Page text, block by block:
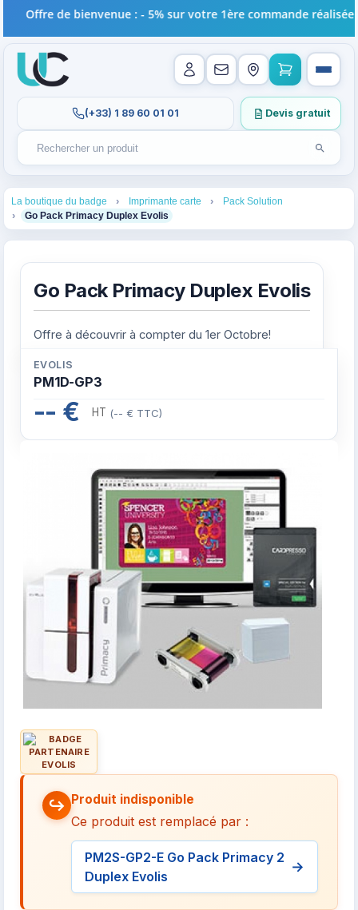
Rechercher un produit
Recherches récentes au focus. Tapez au moins 2
Lancer
(+33) 1 89 60 01 01 Devis gratuit
Offre de bienvenue : - 5% sur votre 1ère commande réalisée
La boutique du badge Imprimante carte Pack Solution
Go Pack Primacy Duplex Evolis 4
Go Pack Primacy Duplex Evolis
Offre à découvrir à compter du 1er Octobre!
Produit indisponible
Ce produit est remplacé par :
PM2S-GP2-E Go Pack Primacy 2
Duplex Evolis
EVOLIS
PM1D-GP3
-- € HT (-- € TTC)